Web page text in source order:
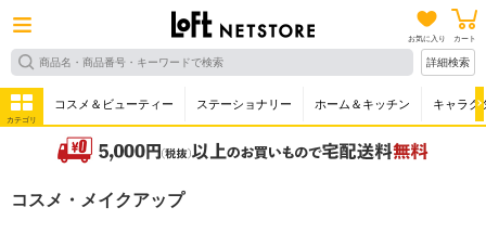
お気に入り カート
詳細検索
カテゴリ
コスメ＆ビューティー ステーショナリー ホーム＆キッチン キャラク
コスメ・メイクアップ